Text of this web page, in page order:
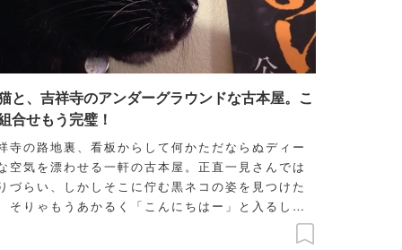
と、吉祥寺のアンダーグラウンドな古本屋。こ
合せもう完璧！
寺の路地裏、看板からして何かただならぬディー
空気を漂わせる一軒の古本屋。正直一見さんでは
づらい、しかしそこに佇む黒ネコの姿を見つけた
そりゃもうあかるく「こんにちはー」と入るしか